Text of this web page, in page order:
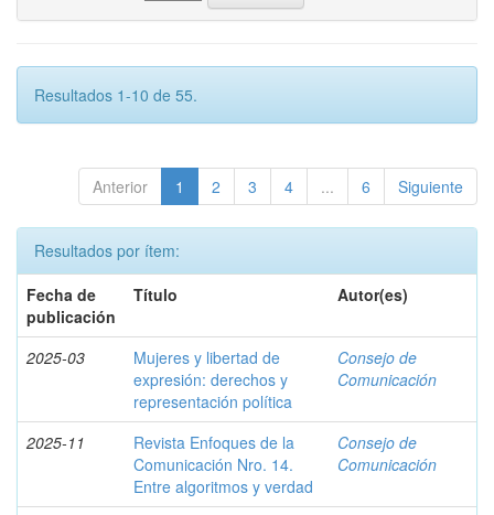
Resultados 1-10 de 55.
Anterior 1 2 3 4 ... 6 Siguiente
Resultados por ítem:
Fecha de
publicación
Título Autor(es)
2025-03
Mujeres y libertad de
expresión: derechos y
representación política
Consejo de
Comunicación
2025-11
Revista Enfoques de la
Comunicación Nro. 14.
Entre algoritmos y verdad
Consejo de
Comunicación